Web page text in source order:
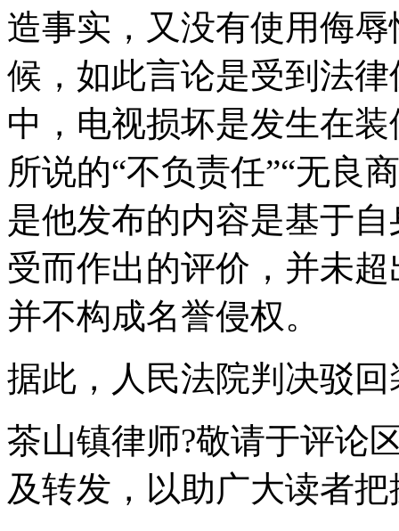
造事实，又没有使用侮
候，如此言论是受到法
中，电视损坏是发生在
所说的“不负责任”“无良
是他发布的内容是基于
受而作出的评价，并未
并不构成名誉侵权。
据此，人民法院判决驳
茶山镇律师?敬请于评论
及转发，以助广大读者